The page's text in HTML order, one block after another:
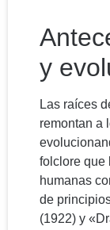
y
Las raíces
remontan a
folclore que
humanas
de
(1922) y